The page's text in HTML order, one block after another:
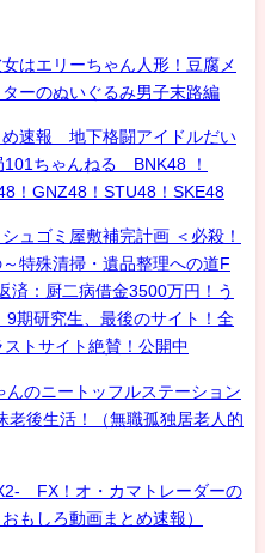
はエリーちゃん人形！豆腐メ
ーのぬいぐるみ男子末路編
速報 地下格闘アイドルだい
ちゃんねる BNK48 ！
！GNZ48！STU48！SKE48
ュゴミ屋敷補完計画 ＜必殺！
特殊清掃・遺品整理への道F
済：厨二病借金3500万円！う
期研究生、最後のサイト！全
トサイト絶賛！公開中
のニートッフルステーション
老後生活！（無職孤独居老人的
FX！オ・カマトレーダーの
もしろ動画まとめ速報）